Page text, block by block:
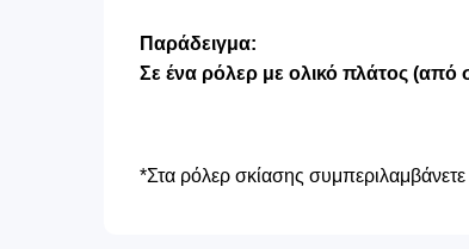
Παράδειγμα:
Σε ένα ρόλερ με ολικό πλάτος (από
*Στα ρόλερ σκίασης